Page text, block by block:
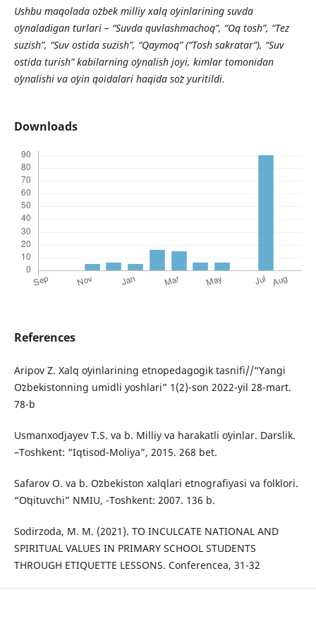
Ushbu maqolada ozbek milliy xalq oyinlarining suvda
oynaladigan turlari –“Suvda quvlashmachoq”, “Oq tosh”, “Tez
suzish”, “Suv ostida suzish”, “Qaymoq” (“Tosh sakratar”), “Suv
ostida turish” kabilarning oynalish joyi, kimlar tomonidan
oynalishi va oyin qoidalari haqida soz yuritildi.
Downloads
References
Aripov Z. Xalq oʻyinlarining etnopеdagogik tasnifi//“Yangi
Oʻzbekistonning umidli yoshlari” 1(2)-son 2022-yil 28-mart.
78-b
Usmanxodjayev T.S. va b. Milliy va harakatli oʻyinlar. Darslik.
–Toshkent: “Iqtisod-Moliya”, 2015. 268 bet.
Safarov O. va b. Oʻzbekiston xalqlari etnografiyasi va folklori.
“Oʻqituvchi” NMIU, -Toshkent: 2007. 136 b.
Sodirzoda, M. M. (2021). TO INCULCATE NATIONAL AND
SPIRITUAL VALUES IN PRIMARY SCHOOL STUDENTS
THROUGH ETIQUETTE LESSONS. Conferencea, 31-32